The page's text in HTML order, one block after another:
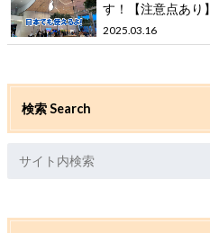
す！【注意点あり】
2025.03.16
検索 Search